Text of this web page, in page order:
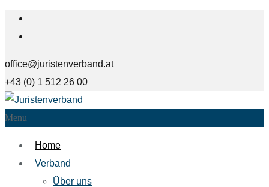
office@juristenverband.at
+43 (0) 1 512 26 00
Menu
Home
Verband
Über uns